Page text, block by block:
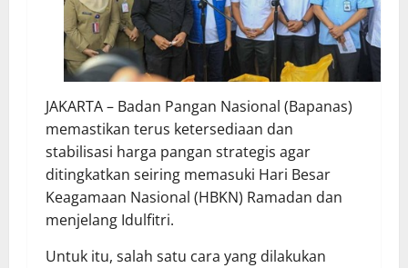
JAKARTA – Badan Pangan Nasional (Bapanas)
memastikan terus ketersediaan dan
stabilisasi harga pangan strategis agar
ditingkatkan seiring memasuki Hari Besar
Keagamaan Nasional (HBKN) Ramadan dan
menjelang Idulfitri.
Untuk itu, salah satu cara yang dilakukan